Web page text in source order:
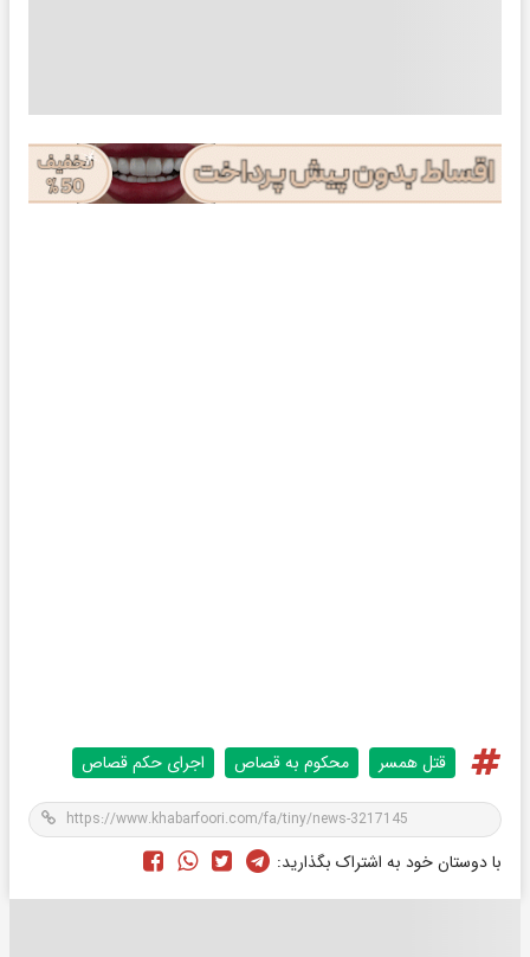
قتل همسر محکوم به قصاص اجرای حکم قصاص
با دوستان خود به اشتراک بگذارید: